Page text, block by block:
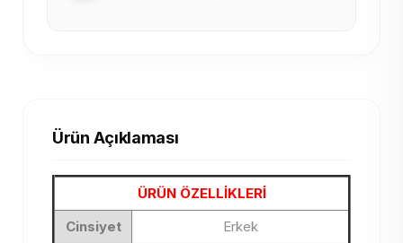
Ürün Açıklaması
ÜRÜN ÖZELLİKLERİ
Cinsiyet
Erkek